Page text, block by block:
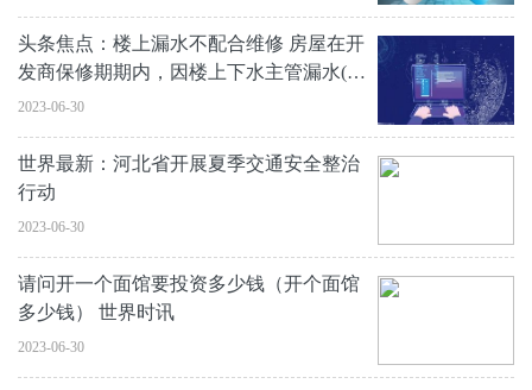
头条焦点：楼上漏水不配合维修 房屋在开
发商保修期期内，因楼上下水主管漏水(已
排查
2023-06-30
世界最新：河北省开展夏季交通安全整治
行动
2023-06-30
请问开一个面馆要投资多少钱（开个面馆
多少钱） 世界时讯
2023-06-30